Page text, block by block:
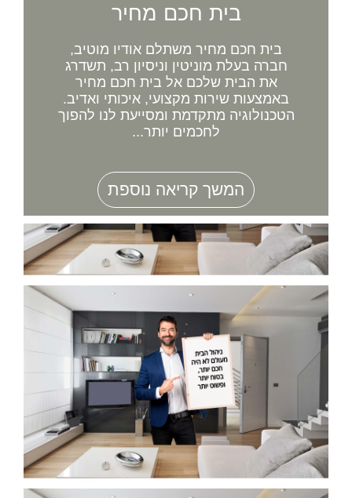
בית חכם מחיר
בית חכם מחיר משתלם אודיו מוטיב,
חברה בעלת מוניטין וניסיון רב, תשדרג
את הבית שלכם אל בית חכם מחיר
באמצעות שירות מקצועי, איכותי ואדיב.
הטכנולוגיה מתקדמת ומסייעת לנו להפוך
לחכמים יותר...
המשך קריאה נוספת